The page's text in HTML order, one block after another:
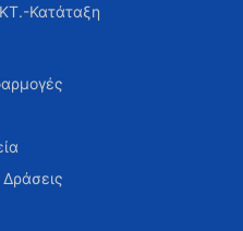
Κατάταξη